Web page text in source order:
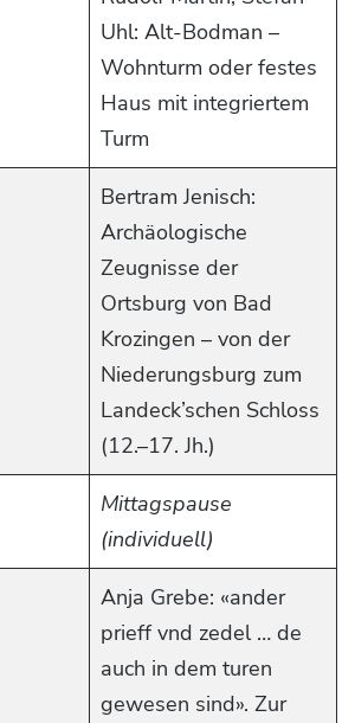
Uhl: Alt-Bodman –
Wohnturm oder festes
Haus mit integriertem
Turm
Bertram Jenisch:
Archäologische
Zeugnisse der
Ortsburg von Bad
Krozingen – von der
Niederungsburg zum
Landeck’schen Schloss
(12.–17. Jh.)
Mittagspause
(individuell)
Anja Grebe: «ander
prieff vnd zedel … de
auch in dem turen
gewesen sind». Zur